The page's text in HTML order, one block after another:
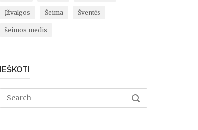
Įžvalgos Šeima Šventės
šeimos medis
IEŠKOTI
Search
SEARCH